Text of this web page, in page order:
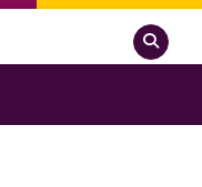
Pesquisar